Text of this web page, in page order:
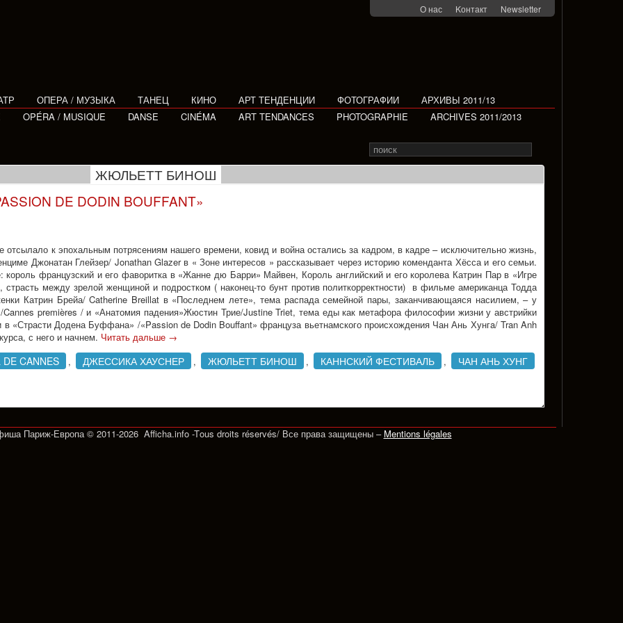
О нас Kонтакт Newsletter
ОПЕРА / МУЗЫКА ТАНЕЦ КИНО АРТ ТЕНДЕНЦИИ ФОТОГРАФИИ
АРХИВЫ 2011/13
OPÉRA / MUSIQUE DANSE CINÉMA ART TENDANCES PHOTOGRAPHIE ARCHIVES 2011/2013
Search
for
ЖЮЛЬЕТТ БИНОШ
DE DODIN BOUFFANT»
отсылало к эпохальным потрясениям нашего времени, ковид и война остались за кадром, в кадре – исключительно жизнь,
Джонатан Глейзер/ Jonathan Glazer в « Зоне интересов » рассказывает через историю коменданта Хёсса и его семьи.
французский и его фаворитка в «Жанне дю Барри» Майвен, Король английский и его королева Катрин Пар в «Игре
между зрелой женщиной и подростком ( наконец-то бунт против политкорректности) в фильме американца Тодда
Катрин Брейа/ Catherine Breillаt в «Последнем лете», тема распада семейной пары, заканчивающаяся насилием, – у
premières / и «Анатомия падения»Жюстин Трие/Justine Triet, тема еды как метафора философии жизни у австрийки
«Страсти Додена Буффана» /«Passion de Dodin Bouffant» француза вьетнамского происхождения Чан Ань Хунгa/ Tran Anh
с него и начнем. Читать дальше →
DE CANNES , ДЖЕССИКА ХАУСНЕР , ЖЮЛЬЕТТ БИНОШ , КАННСКИЙ ФЕСТИВАЛЬ , ЧАН АНЬ ХУНГ
Париж-Европа © 2011-2026 Afficha.info -Tous droits réservés/ Все права защищены – Mentions légales